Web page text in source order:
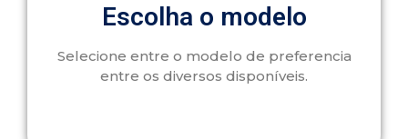
Escolha o modelo
Selecione entre o modelo de preferencia
entre os diversos disponíveis.